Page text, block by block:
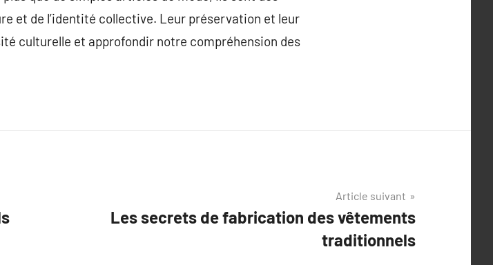
et de l’identité collective. Leur préservation et leur
culturelle et approfondir notre compréhension des
Article suivant
Les secrets de fabrication des vêtements
traditionnels